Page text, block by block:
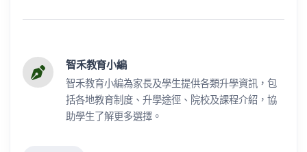
智禾教育小編
智禾教育小編為家長及學生提供各類升學資訊，包
括各地教育制度、升學途徑、院校及課程介紹，協
助學生了解更多選擇。